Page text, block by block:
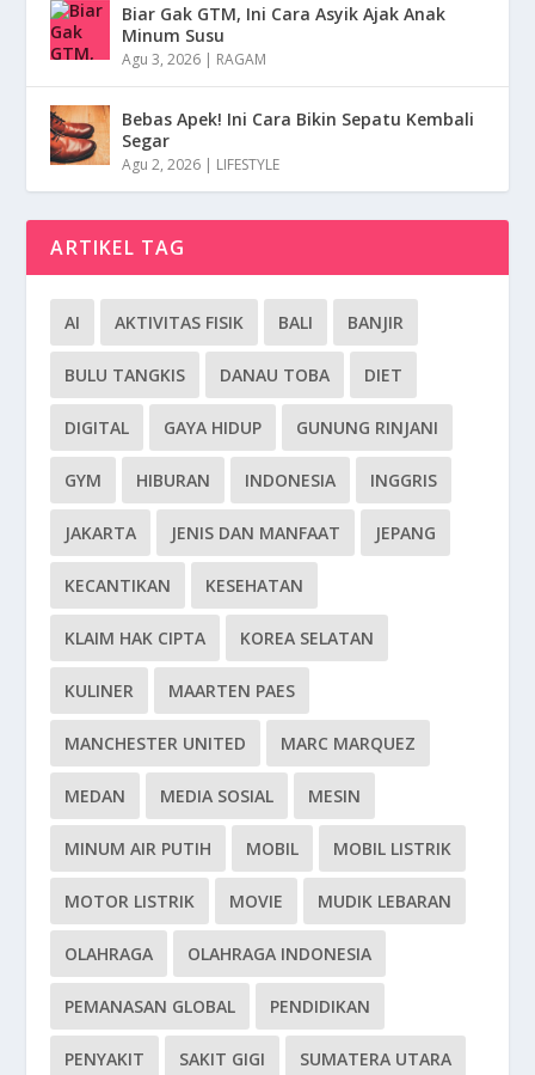
Biar Gak GTM, Ini Cara Asyik Ajak Anak
Minum Susu
Agu 3, 2026 | RAGAM
Bebas Apek! Ini Cara Bikin Sepatu Kembali
Segar
Agu 2, 2026 | LIFESTYLE
ARTIKEL TAG
AI AKTIVITAS FISIK BALI BANJIR
BULU TANGKIS DANAU TOBA DIET
DIGITAL GAYA HIDUP GUNUNG RINJANI
GYM HIBURAN INDONESIA INGGRIS
JAKARTA JENIS DAN MANFAAT JEPANG
KECANTIKAN KESEHATAN
KLAIM HAK CIPTA KOREA SELATAN
KULINER MAARTEN PAES
MANCHESTER UNITED MARC MARQUEZ
MEDAN MEDIA SOSIAL MESIN
MINUM AIR PUTIH MOBIL MOBIL LISTRIK
MOTOR LISTRIK MOVIE MUDIK LEBARAN
OLAHRAGA OLAHRAGA INDONESIA
PEMANASAN GLOBAL PENDIDIKAN
PENYAKIT SAKIT GIGI SUMATERA UTARA